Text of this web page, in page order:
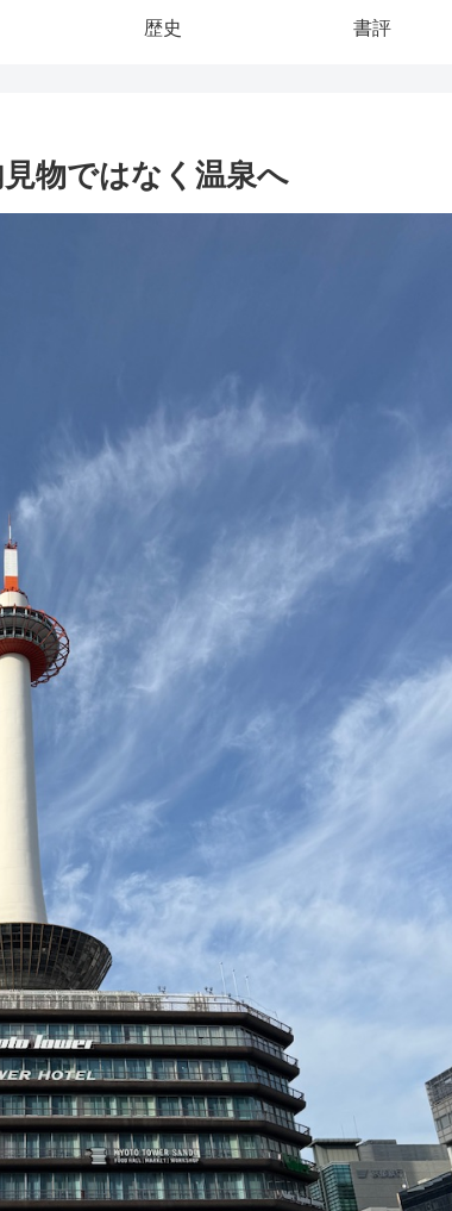
歴史 書評
物ではなく温泉へ